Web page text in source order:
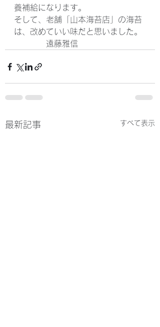
養補給になります。
そして、老舗「山本海苔店」の海苔
は、改めていい味だと思いました。
遠藤雅信
最新記事 すべて表示